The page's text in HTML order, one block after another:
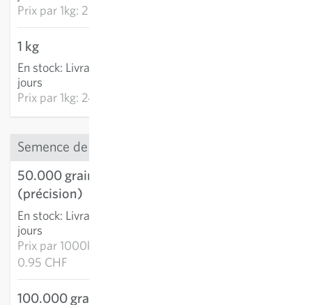
Prix par1kg: 297.95 CHF
1 kg
En stock: Livraison 2-4
jours
Prix par1kg: 246.34 CHF
Semence de précision
50.000 graines
(précision)
En stock: Livraison 2-4
jours
Prix par1000k:
0.95 CHF
100.000 graines